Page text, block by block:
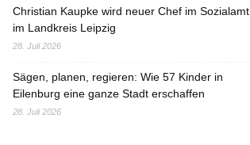
Christian Kaupke wird neuer Chef im Sozialamt
im Landkreis Leipzig
28. Juli 2026
Sägen, planen, regieren: Wie 57 Kinder in
Eilenburg eine ganze Stadt erschaffen
28. Juli 2026